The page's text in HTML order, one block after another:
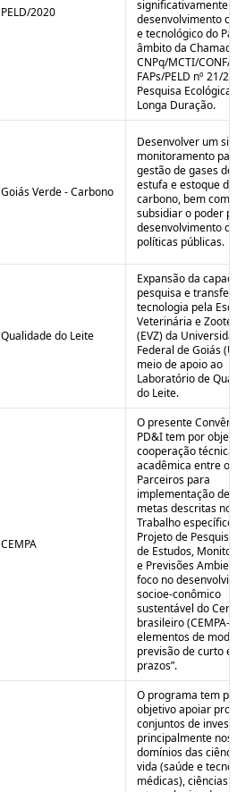
PELD/2020
significativamente
desenvolvimento
e tecnológico do
âmbito da Chamada
CNPq/MCTI/
FAPs/PELD nº 21/
Pesquisa Ecológica
Longa Duração.
Goiás Verde - Carbono
Desenvolver um
monitoramento
gestão de gases
estufa e estoque de
carbono, bem como
subsidiar o poder
desenvolvimento de
políticas públicas.
Qualidade do Leite
Expansão da
pesquisa e
tecnologia pela
Veterinária e
(EVZ) da
Federal de Goiás
meio de apoio ao
Laboratório de
do Leite.
CEMPA
O presente
PD&I tem por
cooperação técnica
acadêmica entre os
Parceiros para
implementação de
metas descritas no
Trabalho específico
Projeto de
de Estudos,
e Previsões
foco no
socioe-conômico
sustentável do
brasileiro (CEMPA-
elementos de
previsão de curto e
prazos”.
O programa tem
objetivo apoiar
conjuntos de
principalmente nos
domínios das
vida (saúde e
médicas), ciências